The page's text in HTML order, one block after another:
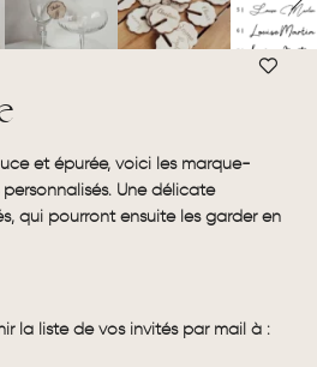
et épurée, voici les marque-
Une délicate
qui pourront ensuite les garder en
la liste de vos invités par mail à :